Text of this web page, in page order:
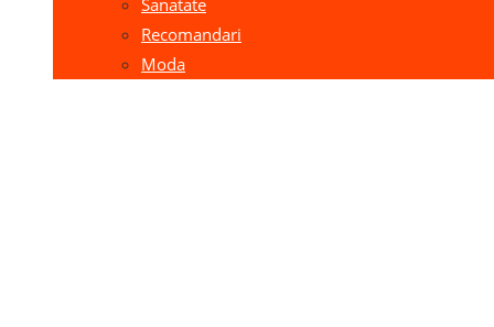
Sanatate
Recomandari
Moda